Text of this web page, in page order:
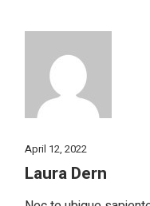
April 12, 2022
Laura Dern